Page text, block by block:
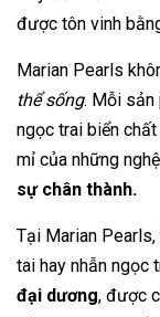
được tôn vinh
Marian Pearls
thể sống. Mỗi sản
ngọc trai biển
mỉ của những
sự chân thành.
Tại Marian
tai hay nhẫn ngọc
đại dương, được